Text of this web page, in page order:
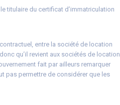
titulaire du certificat d’immatriculation
entre la société de location
qu’il revient aux sociétés de location
fait par ailleurs remarquer
pas permettre de considérer que les